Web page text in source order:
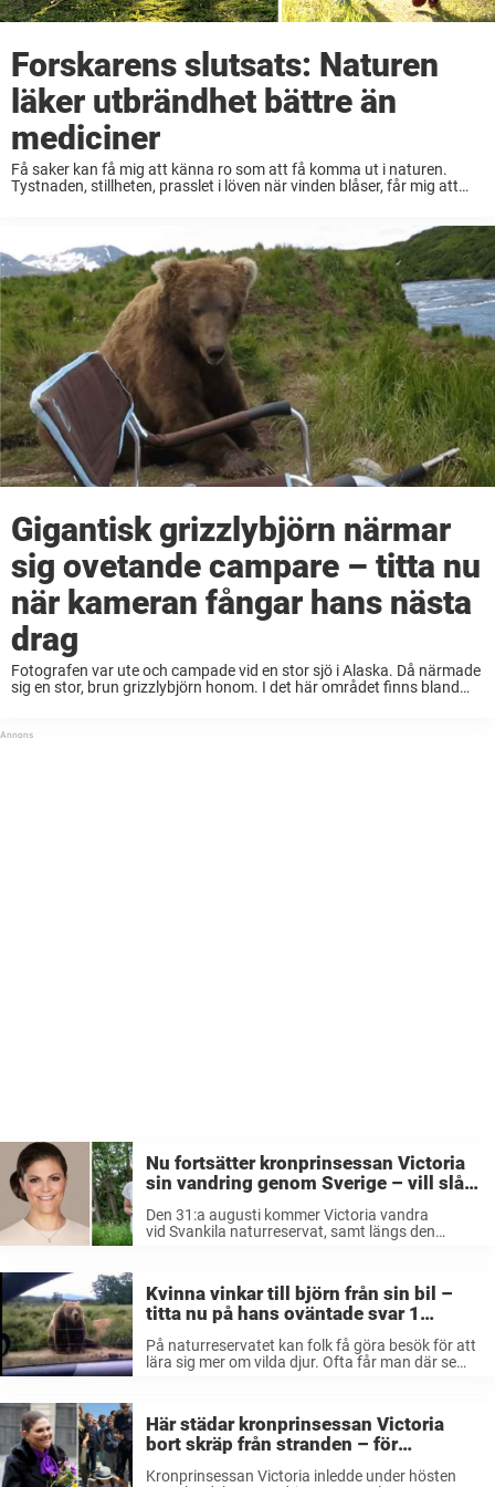
Forskarens slutsats: Naturen
läker utbrändhet bättre än
mediciner
Få saker kan få mig att känna ro som att få komma ut i naturen.
Tystnaden, stillheten, prasslet i löven när vinden blåser, får mig att
Gigantisk grizzlybjörn närmar
sig ovetande campare – titta nu
när kameran fångar hans nästa
drag
Fotografen var ute och campade vid en stor sjö i Alaska. Då närmade
sig en stor, brun grizzlybjörn honom. I det här området finns bland
Nu fortsätter kronprinsessan Victoria
sin vandring genom Sverige – vill slå
Den 31:a augusti kommer Victoria vandra
vid Svankila naturreservat, samt längs den
mött gamla som unga i ...
Kvinna vinkar till björn från sin bil –
titta nu på hans oväntade svar 1
sekund senare
På naturreservatet kan folk få göra besök för att
lära sig mer om vilda djur. Ofta får man där se
Här städar kronprinsessan Victoria
bort skräp från stranden – för
Kronprinsessan Victoria inledde under hösten